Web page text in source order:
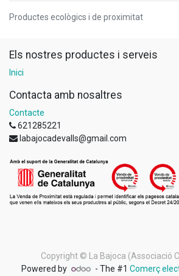
Productes ecològics i de proximitat
Els nostres productes i serveis
Inici
Contacta amb nosaltres
Contacte
621285221
labajocadevalls@gmail.com
Copyright ©
La Bajoca (Associació
Powered by
- The #1Comerç